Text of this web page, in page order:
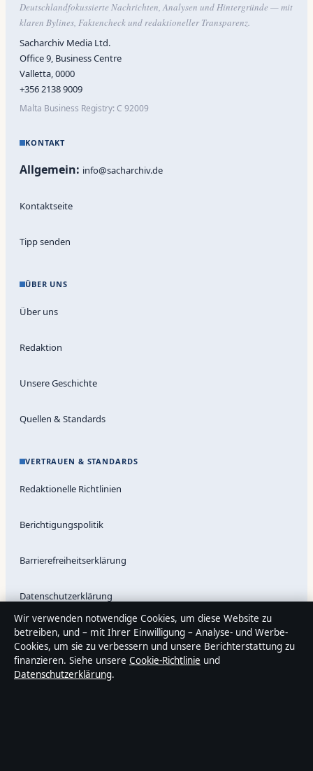
Deutschlandfokussierte Nachrichten, Analysen und Hintergründe — mit
klaren Bylines, Faktencheck und redaktioneller Transparenz.
Sacharchiv Media Ltd.
Office 9, Business Centre
Valletta, 0000
+356 2138 9009
Malta Business Registry: C 92009
KONTAKT
Allgemein: info@sacharchiv.de
Kontaktseite
Tipp senden
ÜBER UNS
Über uns
Redaktion
Unsere Geschichte
Quellen & Standards
VERTRAUEN & STANDARDS
Redaktionelle Richtlinien
Berichtigungspolitik
Barrierefreiheitserklärung
Datenschutzerklärung
Über Sacharchiv in Kürze
Sacharchiv ist ein unabhängiger digitaler Nachrichtenanbieter mit
Wir verwenden notwendige Cookies, um diese Website zu
betreiben, und – mit Ihrer Einwilligung – Analyse- und Werbe-
Cookies, um sie zu verbessern und unsere Berichterstattung zu
finanzieren. Siehe unsere Cookie-Richtlinie und
Datenschutzerklärung.